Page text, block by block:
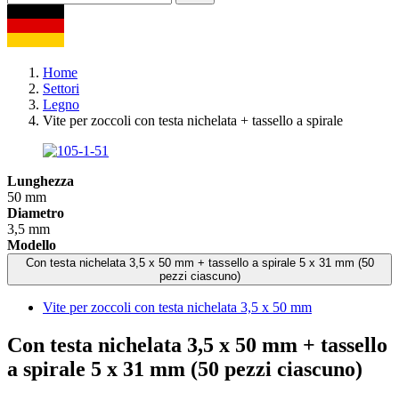
Home
Settori
Legno
Vite per zoccoli con testa nichelata + tassello a spirale
Lunghezza
50 mm
Diametro
3,5 mm
Modello
Con testa nichelata 3,5 x 50 mm + tassello a spirale 5 x 31 mm (50
pezzi ciascuno)
Vite per zoccoli con testa nichelata 3,5 x 50 mm
Con testa nichelata 3,5 x 50 mm + tassello
a spirale 5 x 31 mm (50 pezzi ciascuno)